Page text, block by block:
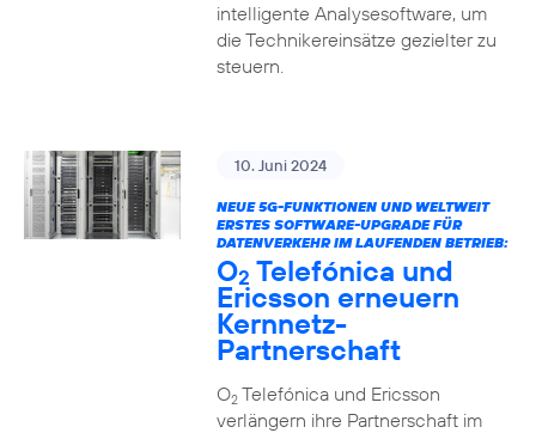
intelligente Analysesoftware, um
die Technikereinsätze gezielter zu
steuern.
10. Juni 2024
NEUE 5G-FUNKTIONEN UND WELTWEIT
ERSTES SOFTWARE-UPGRADE FÜR
DATENVERKEHR IM LAUFENDEN BETRIEB:
O2 Telefónica und
Ericsson erneuern
Kernnetz-
Partnerschaft
O2Telefónica und Ericsson
verlängern ihre Partnerschaft im